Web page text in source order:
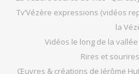
Tv’Vézère expressions (vidéos
la
Vidéos le long de la
Rires et
Œuvres & créations de Jérôme